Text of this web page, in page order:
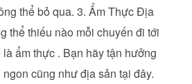
thể bỏ qua. 3. Ẩm Thực Địa
thể thiếu nào mỗi chuyến đi tới
ẩm thực . Bạn hãy tận hưởng
cũng như địa sản tại đây.